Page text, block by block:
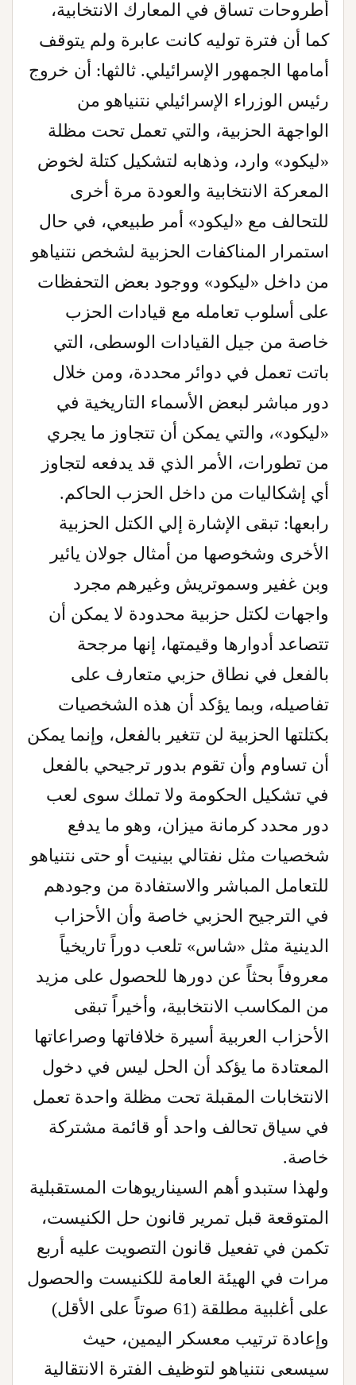
أطروحات تساق في المعارك الانتخابية،
كما أن فترة توليه كانت عابرة ولم يتوقف
أمامها الجمهور الإسرائيلي. ثالثها: أن خروج
رئيس الوزراء الإسرائيلي نتنياهو من
الواجهة الحزبية، والتي تعمل تحت مظلة
«ليكود» وارد، وذهابه لتشكيل كتلة لخوض
المعركة الانتخابية والعودة مرة أخرى
للتحالف مع «ليكود» أمر طبيعي، في حال
استمرار المناكفات الحزبية لشخص نتنياهو
من داخل «ليكود» ووجود بعض التحفظات
على أسلوب تعامله مع قيادات الحزب
خاصة من جيل القيادات الوسطى، التي
باتت تعمل في دوائر محددة، ومن خلال
دور مباشر لبعض الأسماء التاريخية في
«ليكود»، والتي يمكن أن تتجاوز ما يجري
من تطورات، الأمر الذي قد يدفعه لتجاوز
أي إشكاليات من داخل الحزب الحاكم.
رابعها: تبقى الإشارة إلي الكتل الحزبية
الأخرى وشخوصها من أمثال جولان يائير
وبن غفير وسموتريش وغيرهم مجرد
واجهات لكتل حزبية محدودة لا يمكن أن
تتصاعد أدوارها وقيمتها، إنها مرجحة
بالفعل في نطاق حزبي متعارف على
تفاصيله، وبما يؤكد أن هذه الشخصيات
بكتلتها الحزبية لن تتغير بالفعل، وإنما يمكن
أن تساوم وأن تقوم بدور ترجيحي بالفعل
في تشكيل الحكومة ولا تملك سوى لعب
دور محدد كرمانة ميزان، وهو ما يدفع
شخصيات مثل نفتالي بينيت أو حتى نتنياهو
للتعامل المباشر والاستفادة من وجودهم
في الترجيح الحزبي خاصة وأن الأحزاب
الدينية مثل «شاس» تلعب دوراً تاريخياً
معروفاً بحثاً عن دورها للحصول على مزيد
من المكاسب الانتخابية، وأخيراً تبقى
الأحزاب العربية أسيرة خلافاتها وصراعاتها
المعتادة ما يؤكد أن الحل ليس في دخول
الانتخابات المقبلة تحت مظلة واحدة تعمل
في سياق تحالف واحد أو قائمة مشتركة
خاصة.
ولهذا ستبدو أهم السيناريوهات المستقبلية
المتوقعة قبل تمرير قانون حل الكنيست،
تكمن في تفعيل قانون التصويت عليه أربع
مرات في الهيئة العامة للكنيست والحصول
على أغلبية مطلقة (61 صوتاً على الأقل)
وإعادة ترتيب معسكر اليمين، حيث
سيسعى نتنياهو لتوظيف الفترة الانتقالية